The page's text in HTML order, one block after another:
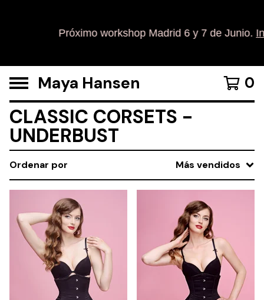
Próximo workshop Madrid 6 y 7 de Junio.
Maya Hansen 0
CLASSIC CORSETS -
UNDERBUST
Ordenar por Más vendidos